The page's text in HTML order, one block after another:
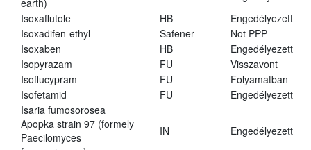
earth)
Isoxaflutole
HB
Engedélyezett
Isoxadifen-ethyl
Safener
Not PPP
Isoxaben
HB
Engedélyezett
Isopyrazam
FU
Visszavont
Isoflucypram
FU
Folyamatban
Isofetamid
FU
Engedélyezett
Isaria fumosorosea
Apopka strain 97 (formely
Paecilomyces
IN Engedélyezett